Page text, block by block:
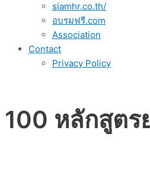
siamhr.co.th/
อบรมฟรี.com
Association
Contact
Privacy Policy
100 หลักสูตร